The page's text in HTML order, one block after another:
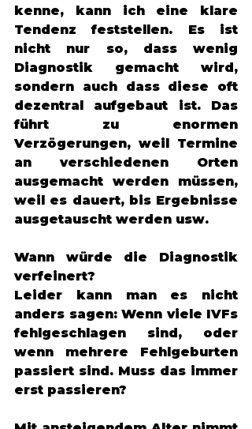
kenne, kann ich eine klare
Tendenz feststellen. Es ist
nicht nur so, dass wenig
Diagnostik gemacht wird,
sondern auch dass diese oft
dezentral aufgebaut ist. Das
führt zu enormen
Verzögerungen, weil Termine
an verschiedenen Orten
ausgemacht werden müssen,
weil es dauert, bis Ergebnisse
ausgetauscht werden usw.
Wann würde die Diagnostik
verfeinert?
Leider kann man es nicht
anders sagen: Wenn viele IVFs
fehlgeschlagen sind, oder
wenn mehrere Fehlgeburten
passiert sind. Muss das immer
erst passieren?